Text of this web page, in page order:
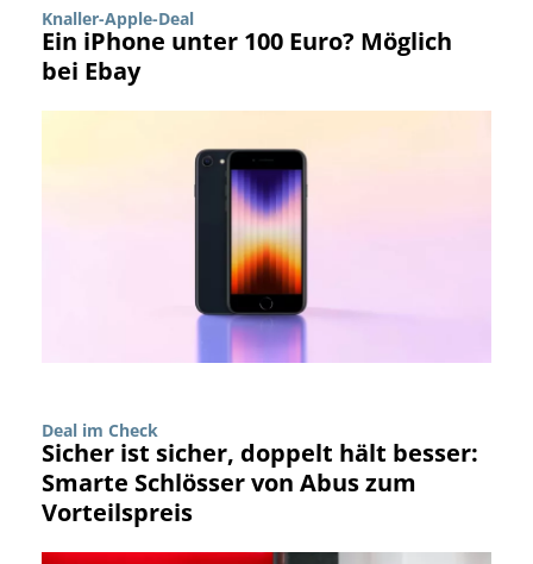
Knaller-Apple-Deal
Ein iPhone unter 100 Euro? Möglich
bei Ebay
Deal im Check
Sicher ist sicher, doppelt hält besser:
Smarte Schlösser von Abus zum
Vorteilspreis